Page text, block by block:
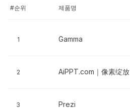
#순위 제품명
1 Gamma
2 AiPPT.com｜像素绽放
3 Prezi